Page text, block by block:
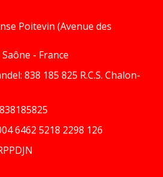
Poitevin (Avenue des
- France
838 185 825 R.C.S. Chalon-
6462 5218 2298 126